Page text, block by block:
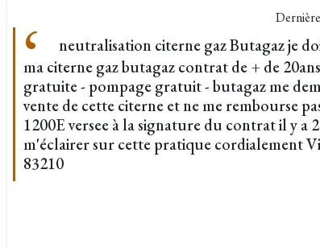
neutralisation citerne gaz Butagaz je
ma citerne gaz butagaz contrat de + de
gratuite - pompage gratuit - butagaz me
vente de cette citerne et ne me rembourse
1200E versee à la signature du contrat il y a
m'éclairer sur cette pratique cordialement
83210